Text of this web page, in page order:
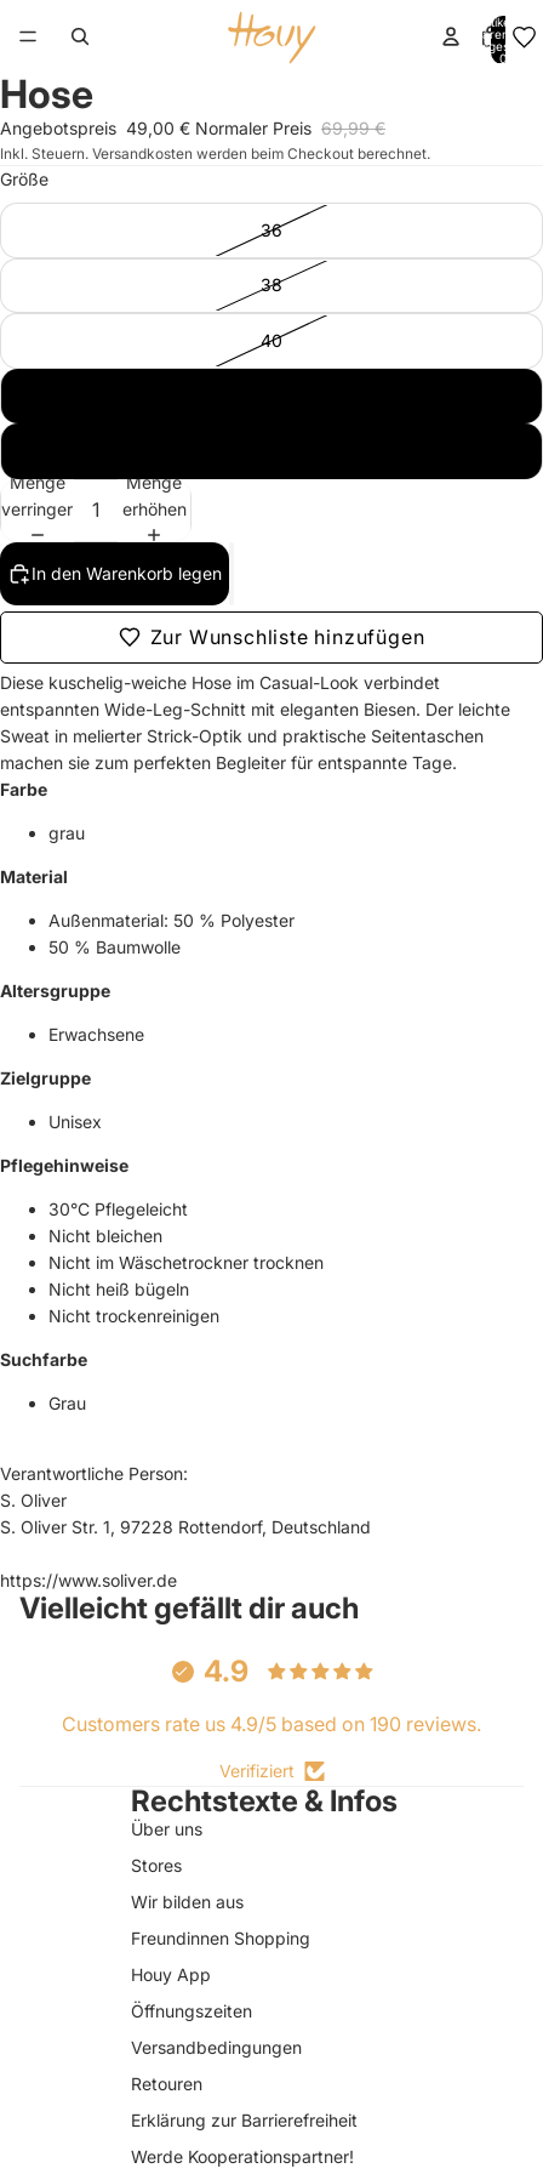
Artikel im
Warenkorb
insgesamt:
0
Bild
im
Vollbildmodus
öffnen
Hose
Angebotspreis 49,00 € Normaler Preis 69,99 €
Inkl. Steuern. Versandkosten werden beim Checkout berechnet.
Größe
36
38
40
Menge
verringern
Menge
erhöhen
In den Warenkorb legen
Zur Wunschliste hinzufügen
Diese kuschelig-weiche Hose im Casual-Look verbindet
entspannten Wide-Leg-Schnitt mit eleganten Biesen. Der leichte
Sweat in melierter Strick-Optik und praktische Seitentaschen
machen sie zum perfekten Begleiter für entspannte Tage.
Farbe
grau
Material
Außenmaterial: 50 % Polyester
50 % Baumwolle
Altersgruppe
Erwachsene
Zielgruppe
Unisex
Pflegehinweise
30°C Pflegeleicht
Nicht bleichen
Nicht im Wäschetrockner trocknen
Nicht heiß bügeln
Nicht trockenreinigen
Suchfarbe
Grau
Verantwortliche Person:
S. Oliver
S. Oliver Str. 1, 97228 Rottendorf, Deutschland
https://www.soliver.de
Vielleicht gefällt dir auch
4.9
Customers rate us 4.9/5 based on 190 reviews.
Verifiziert
Rechtstexte & Infos
Über uns
Stores
Wir bilden aus
Freundinnen Shopping
Houy App
Öffnungszeiten
Versandbedingungen
Retouren
Erklärung zur Barrierefreiheit
Werde Kooperationspartner!